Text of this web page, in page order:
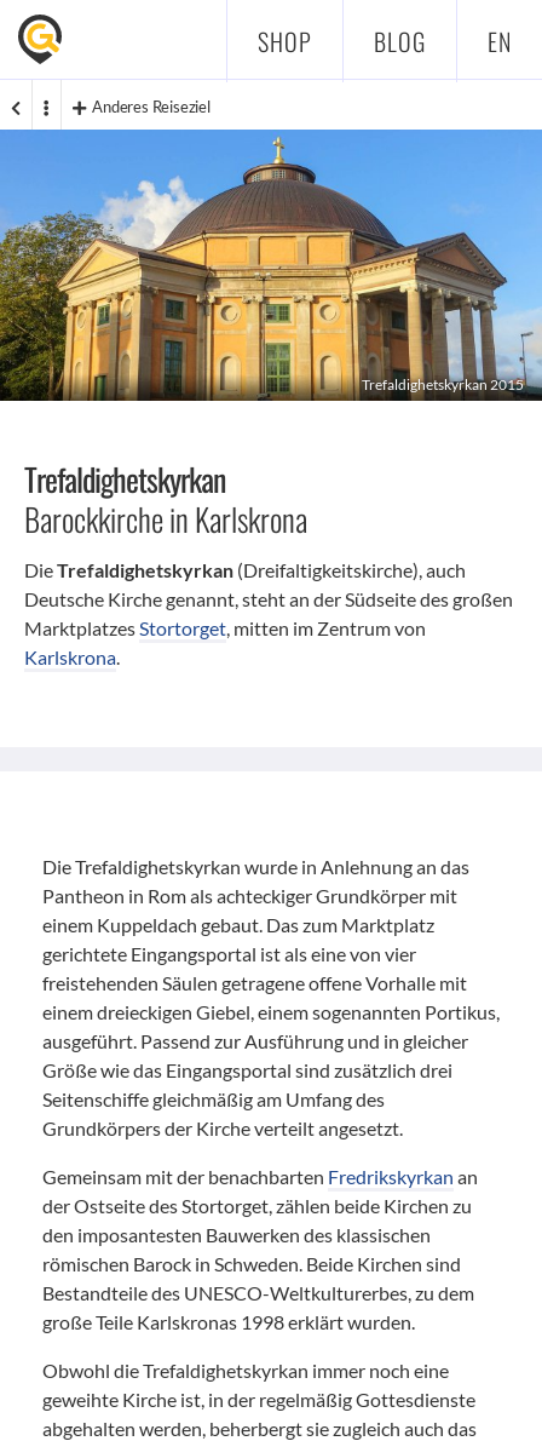
SHOP BLOG EN
Anderes Reiseziel
Trefaldighetskyrkan 2015
Trefaldighetskyrkan
Barockkirche in Karlskrona
DieTrefaldighetskyrkan (Dreifaltigkeitskirche), auch
Deutsche Kirche genannt, steht an der Südseite des großen
MarktplatzesStortorget, mitten im Zentrum von
Karlskrona.
Die Trefaldighetskyrkan wurde in Anlehnung an das
Pantheon in Rom als achteckiger Grundkörper mit
einem Kuppeldach gebaut. Das zum Marktplatz
gerichtete Eingangsportal ist als eine von vier
freistehenden Säulen getragene offene Vorhalle mit
einem dreieckigen Giebel, einem sogenannten Portikus,
ausgeführt. Passend zur Ausführung und in gleicher
Größe wie das Eingangsportal sind zusätzlich drei
Seitenschiffe gleichmäßig am Umfang des
Grundkörpers der Kirche verteilt angesetzt.
Gemeinsam mit der benachbarten Fredrikskyrkan an
der Ostseite des Stortorget, zählen beide Kirchen zu
den imposantesten Bauwerken des klassischen
römischen Barock in Schweden. Beide Kirchen sind
Bestandteile des UNESCO-Weltkulturerbes, zu dem
große Teile Karlskronas 1998 erklärt wurden.
Obwohl die Trefaldighetskyrkan immer noch eine
geweihte Kirche ist, in der regelmäßig Gottesdienste
abgehalten werden, beherbergt sie zugleich auch das